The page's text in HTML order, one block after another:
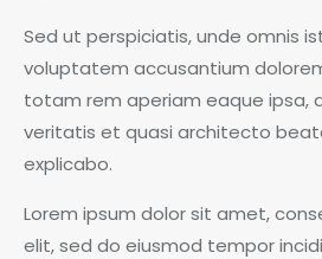
Sed ut perspiciatis, unde omnis
voluptatem accusantium
totam rem aperiam eaque ipsa,
veritatis et quasi architecto
explicabo.
Lorem ipsum dolor sit amet,
elit, sed do eiusmod tempor